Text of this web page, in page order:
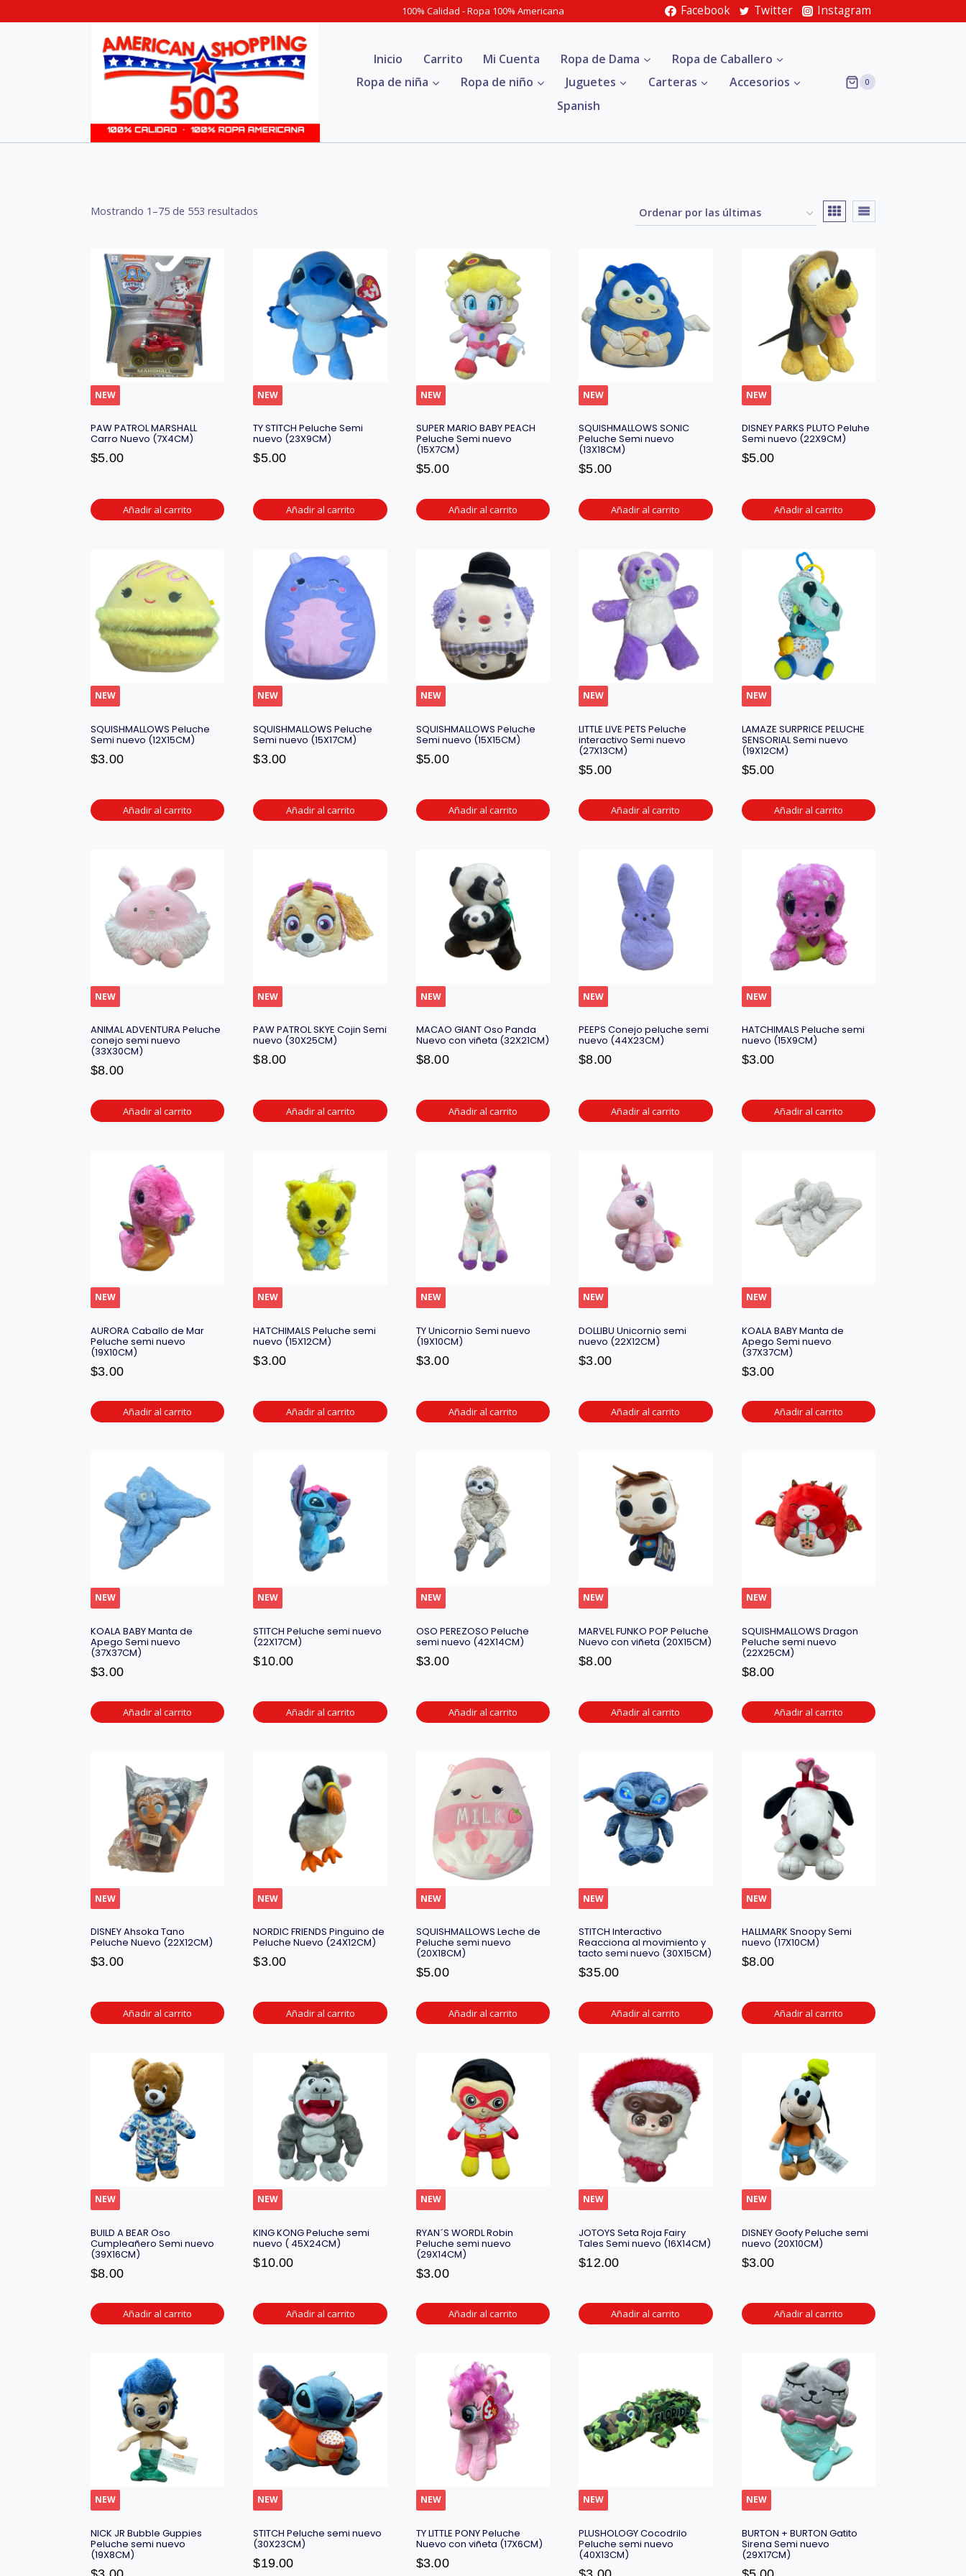
100% Calidad - Ropa 100% Americana Facebook Twitter Instagram
Inicio Carrito Mi Cuenta Ropa de Dama
Ropa de Caballero
Ropa de niña
Ropa de niño Juguetes Carteras
Accesorios
Spanish
0
Mostrando 1–75 de 553 resultados
NEW
PAW PATROL MARSHALL
Carro Nuevo (7X4CM)
$5.00
Añadir al carrito
NEW
TY STITCH Peluche Semi
nuevo (23X9CM)
$5.00
Añadir al carrito
NEW
SUPER MARIO BABY PEACH
Peluche Semi nuevo
(15X7CM)
$5.00
Añadir al carrito
NEW
SQUISHMALLOWS SONIC
Peluche Semi nuevo
(13X18CM)
$5.00
Añadir al carrito
NEW
DISNEY PARKS PLUTO Peluhe
Semi nuevo (22X9CM)
$5.00
Añadir al carrito
NEW
SQUISHMALLOWS Peluche
Semi nuevo (12X15CM)
$3.00
Añadir al carrito
NEW
SQUISHMALLOWS Peluche
Semi nuevo (15X17CM)
$3.00
Añadir al carrito
NEW
SQUISHMALLOWS Peluche
Semi nuevo (15X15CM)
$5.00
Añadir al carrito
NEW
LITTLE LIVE PETS Peluche
interactivo Semi nuevo
(27X13CM)
$5.00
Añadir al carrito
NEW
LAMAZE SURPRICE PELUCHE
SENSORIAL Semi nuevo
(19X12CM)
$5.00
Añadir al carrito
NEW
ANIMAL ADVENTURA Peluche
conejo semi nuevo
(33X30CM)
$8.00
Añadir al carrito
NEW
PAW PATROL SKYE Cojin Semi
nuevo (30X25CM)
$8.00
Añadir al carrito
NEW
MACAO GIANT Oso Panda
Nuevo con viñeta (32X21CM)
$8.00
Añadir al carrito
NEW
PEEPS Conejo peluche semi
nuevo (44X23CM)
$8.00
Añadir al carrito
NEW
HATCHIMALS Peluche semi
nuevo (15X9CM)
$3.00
Añadir al carrito
NEW
AURORA Caballo de Mar
Peluche semi nuevo
(19X10CM)
$3.00
Añadir al carrito
NEW
HATCHIMALS Peluche semi
nuevo (15X12CM)
$3.00
Añadir al carrito
NEW
TY Unicornio Semi nuevo
(19X10CM)
$3.00
Añadir al carrito
NEW
DOLLIBU Unicornio semi
nuevo (22X12CM)
$3.00
Añadir al carrito
NEW
KOALA BABY Manta de
Apego Semi nuevo
(37X37CM)
$3.00
Añadir al carrito
NEW
KOALA BABY Manta de
Apego Semi nuevo
(37X37CM)
$3.00
Añadir al carrito
NEW
STITCH Peluche semi nuevo
(22X17CM)
$10.00
Añadir al carrito
NEW
OSO PEREZOSO Peluche
semi nuevo (42X14CM)
$3.00
Añadir al carrito
NEW
MARVEL FUNKO POP Peluche
Nuevo con viñeta (20X15CM)
$8.00
Añadir al carrito
NEW
SQUISHMALLOWS Dragon
Peluche semi nuevo
(22X25CM)
$8.00
Añadir al carrito
NEW
DISNEY Ahsoka Tano
Peluche Nuevo (22X12CM)
$3.00
Añadir al carrito
NEW
NORDIC FRIENDS Pinguino de
Peluche Nuevo (24X12CM)
$3.00
Añadir al carrito
NEW
SQUISHMALLOWS Leche de
Peluche semi nuevo
(20X18CM)
$5.00
Añadir al carrito
NEW
STITCH Interactivo
Reacciona al movimiento y
tacto semi nuevo (30X15CM)
$35.00
Añadir al carrito
NEW
HALLMARK Snoopy Semi
nuevo (17X10CM)
$8.00
Añadir al carrito
NEW
BUILD A BEAR Oso
Cumpleañero Semi nuevo
(39X16CM)
$8.00
Añadir al carrito
NEW
KING KONG Peluche semi
nuevo ( 45X24CM)
$10.00
Añadir al carrito
NEW
RYAN´S WORDL Robin
Peluche semi nuevo
(29X14CM)
$3.00
Añadir al carrito
NEW
JOTOYS Seta Roja Fairy
Tales Semi nuevo (16X14CM)
$12.00
Añadir al carrito
NEW
DISNEY Goofy Peluche semi
nuevo (20X10CM)
$3.00
Añadir al carrito
NEW
NICK JR Bubble Guppies
Peluche semi nuevo
(19X8CM)
NEW
STITCH Peluche semi nuevo
(30X23CM)
$19.00
NEW
TY LITTLE PONY Peluche
Nuevo con viñeta (17X6CM)
$3.00
NEW
PLUSHOLOGY Cocodrilo
Peluche semi nuevo
(40X13CM)
NEW
BURTON + BURTON Gatito
Sirena Semi nuevo
(29X17CM)